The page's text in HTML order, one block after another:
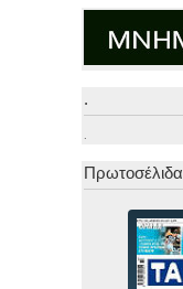
.
.
Πρωτοσέλιδα